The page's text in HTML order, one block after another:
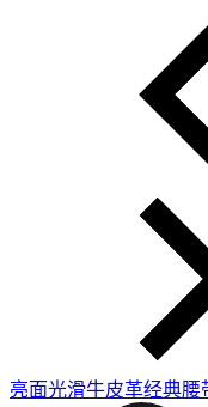
亮面光滑牛皮革经典腰